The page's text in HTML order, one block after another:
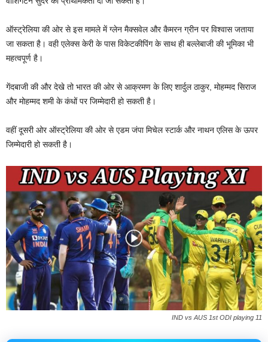
ऑस्ट्रेलिया की ओर से इस मामले में ग्लेन मैक्सवेल और कैमरन ग्रीन पर विश्वास जताया
जा सकता है। वही एलेक्स केरी के पास विकेटकीपिंग के साथ ही बल्लेबाजी की भूमिका भी
महत्वपूर्ण है।
गेंदबाजी की और देखे तो भारत की ओर से आक्रमण के लिए शार्दुल ठाकुर, मोहम्मद सिराज
और मोहम्मद शमी के कंधों पर जिम्मेदारी हो सकती है।
वहीं दूसरी ओर ऑस्ट्रेलिया की ओर से एडम जंपा मिचेल स्टार्क और नाथन एलिस के ऊपर
जिम्मेदारी हो सकती है।
IND vs AUS 1st ODI playing 11